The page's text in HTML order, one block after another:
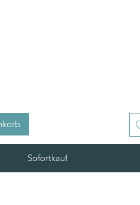
Sofortkauf